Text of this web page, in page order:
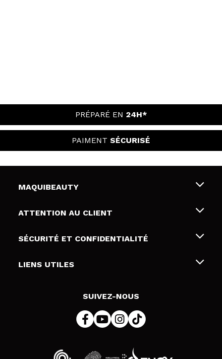
PRÉPARÉ EN 24H*
PAIMENT SÉCURISÉ
MAQUIBEAUTY
Qui sommes nous
Cartes-cadeaux
ATTENTION AU CLIENT
Livraison & retour
Modes de paiement
SÉCURITÉ ET CONFIDENTIALITÉ
Conditions et confidentialité
LIENS UTILES
SUIVEZ-NOUS